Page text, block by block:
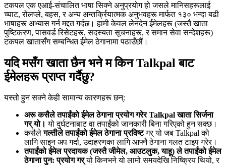
टकपल एक एआई-संचालित भाषा सिक्ने अनुप्रयोग हो जसले मानिसहरूलाई
च्याट, रोलप्ले, बहस, र अन्य अन्तर्क्रियात्मक अनुभवहरू मार्फत १३० भन्दा बढी
भाषाहरू अभ्यास गर्न मद्दत गर्दछ। हामी केवल लेनदेन ईमेलहरू (जस्तै खाता
पुष्टिकरण, पासवर्ड रिसेटहरू, सदस्यता सूचनाहरू, र समान सेवा सन्देशहरू)
टकपल खातासँग सम्बन्धित ईमेल ठेगानामा पठाउँछौं।
यदि मसँग खाता छैन भने म किन Talkpal बाट
ईमेलहरू प्राप्त गर्दैछु?
यस्तो हुन सक्ने केही सामान्य कारणहरू छन्:
अरू कसैले तपाईंको ईमेल ठेगाना प्रयोग गरेर Talkpal खाता सिर्जना
गर् यो। यो दुर्घटनाबाट वा तपाईंको जानकारी बिना गरिएको हुन सक्छ।
कसैलेगल्तीले तपाईंको ईमेल ठेगाना प्रविष्टगर् यो जब Talkpal को
लागि साइन अप गर्दा, उदाहरणका लागि आफ्नै ठेगाना गलत टाइप गरेर।
तपाईंको ईमेल प्रदायक (जस्तै जीमेल, आउटलुक, याहू) ले तपाईंको ईमेल
ठेगाना पुन: प्रयोग गर्यो किनभने यो लामो समयदेखि निष्क्रिय थियो, र